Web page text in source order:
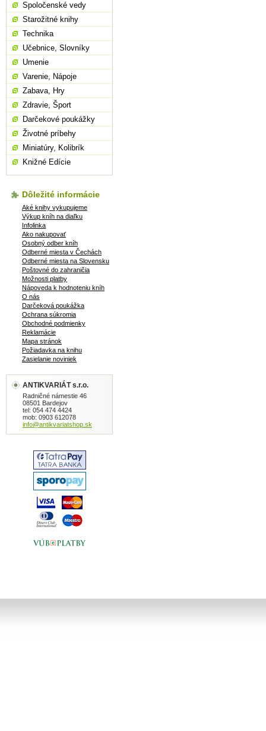
Spoločenské vedy
Starožitné knihy
Technika
Učebnice, Slovníky
Umenie
Varenie, Nápoje
Zabava, Hry
Zdravie, Šport
Darčekové poukážky
Životné príbehy
Miniatúry, Kolibrík
Knižné Edície
Dôležité informácie
Aké knihy vykupujeme
Výkup kníh na diaľku
Infolinka
Ako nakupovať
Osobný odber kníh
Odberné miesta v Čechách
Odberné miesta na Slovensku
Poštovné do zahraničia
Možnosti platby
Nápoveda k hodnoteniu kníh
O nás
Darčeková poukážka
Ochrana súkromia
Obchodné podmienky
Reklamácie
Mapa stránok
Požiadavka na knihu
Zasielanie noviniek
ANTIKVARIÁT s.r.o.
Radničné námestie 46
08501 Bardejov
tel: 054 474 4424
mob: 0903 612078
info@antikvariatshop.sk